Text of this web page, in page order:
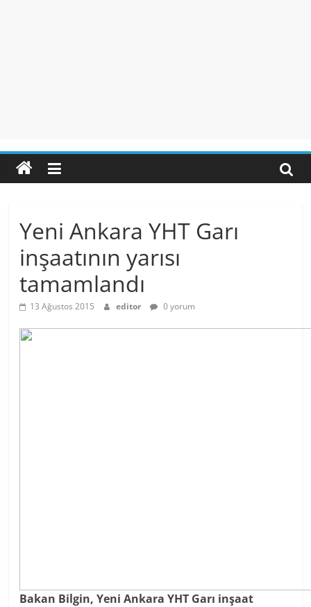
Yeni Ankara YHT Garı
inşaatının yarısı
tamamlandı
13 Ağustos 2015 editor 0 yorum
Bakan Bilgin, Yeni Ankara YHT Garı inşaat